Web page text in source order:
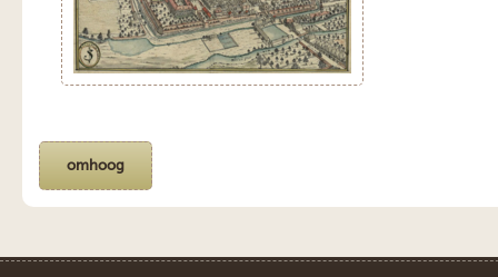
omhoog